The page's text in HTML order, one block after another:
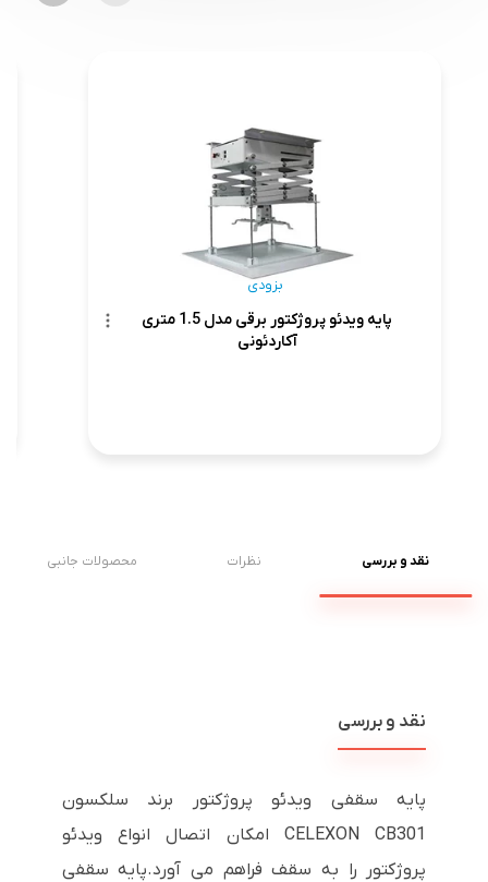
پایه ویدئو پروژکتور برقی مدل 1.5 متری
آکاردئونی
بزودی
نقد و بررسی نظرات محصولات جانبی
نقد و بررسی
پایه سقفی ویدئو پروژکتور برند سلکسون
CELEXON CB301 امکان اتصال انواع ویدئو
پروژکتور را به سقف فراهم می آورد.پایه سقفی